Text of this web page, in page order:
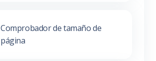
Comprobador de tamaño de
página